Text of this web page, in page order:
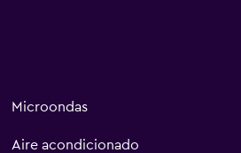
Microondas
Aire acondicionado